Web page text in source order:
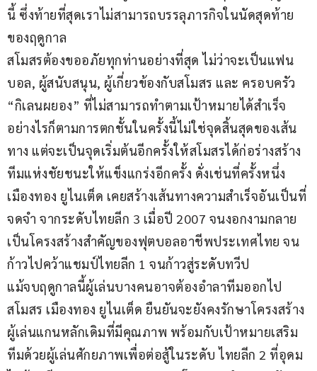
นี้ ซึ่งท้ายที่สุดเราไม่สามารถบรรลุภารกิจในนัดสุดท้าย
ของฤดูกาล
สโมสรต้องขออภัยทุกท่านอย่างที่สุด ไม่ว่าจะเป็นแฟน
บอล, ผู้สนับสนุน, ผู้เกี่ยวข้องกับสโมสร และ ครอบครัว​​
“กิเลนผยอง” ที่ไม่สามารถทำตามเป้าหมายได้สำเร็จ
อย่างไรก็ตามการตกชั้นในครั้งนี้ไม่ใช่จุดสิ้นสุดของเส้น
ทาง แต่จะเป็นจุดเริ่มต้นอีกครั้งให้สโมสรได้ก่อร่างสร้าง
ทีมแห่งชัยชนะให้แข็งแกร่งอีกครั้ง ดั่งเช่นที่ครั้งหนึ่ง
เมืองทอง ยูไนเต็ด เคยสร้างเส้นทางความสำเร็จอันเป็นที่
จดจำ จากระดับไทยลีก 3 เมื่อปี 2007 จนงอกงามกลาย
เป็นโครงสร้างสำคัญของฟุตบอลอาชีพประเทศไทย จน
ก้าวไปคว้าแชมป์ไทยลีก 1 จนก้าวสู่ระดับทวีป
แม้จบฤดูกาลนี้ผู้เล่นบางคนอาจต้องอำลาทีมออกไป
สโมสร เมืองทอง ยูไนเต็ด ยืนยันจะยังคงรักษาโครงสร้าง
ผู้เล่นแกนหลักเดิมที่มีคุณภาพ พร้อมกับเป้าหมายเสริม
ทีมด้วยผู้เล่นศักยภาพเพื่อต่อสู้ในระดับ ไทยลีก 2 ที่อุดม